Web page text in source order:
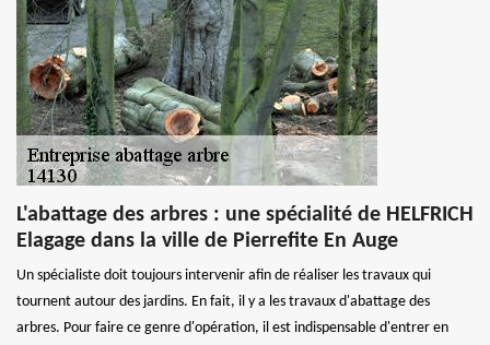
L'abattage des arbres : une spécialité de HELFRICH
Elagage dans la ville de Pierrefite En Auge
Un spécialiste doit toujours intervenir afin de réaliser les travaux qui
tournent autour des jardins. En fait, il y a les travaux d'abattage des
arbres. Pour faire ce genre d'opération, il est indispensable d'entrer en